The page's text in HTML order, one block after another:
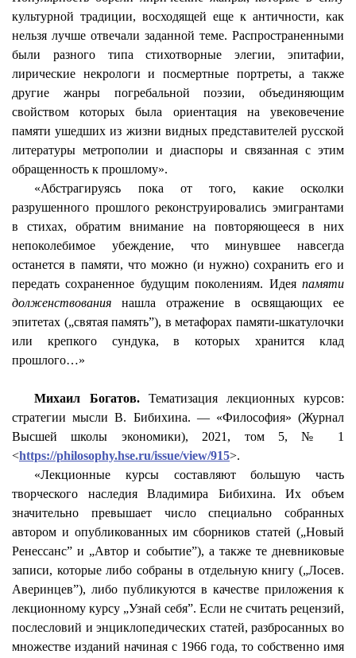
культурной традиции, восходящей еще к античности, как
нельзя лучше отвечали заданной теме. Распространенными
были разного типа стихотворные элегии, эпитафии,
лирические некрологи и посмертные портреты, а также
другие жанры погребальной поэзии, объединяющим
свойством которых была ориентация на увековечение
памяти ушедших из жизни видных представителей русской
литературы метрополии и диаспоры и связанная с этим
обращенность к прошлому».
«Абстрагируясь пока от того, какие осколки
разрушенного прошлого реконструировались эмигрантами
в стихах, обратим внимание на повторяющееся в них
непоколебимое убеждение, что минувшее навсегда
останется в памяти, что можно (и нужно) сохранить его и
передать сохраненное будущим поколениям. Идея памяти
долженствования нашла отражение в освящающих ее
эпитетах („святая память”), в метафорах памяти-шкатулочки
или крепкого сундука, в которых хранится клад
прошлого…»
Михаил Богатов. Тематизациялекционных курсов:
стратегии мысли В. Бибихина. — «Философия» (Журнал
Высшей школы экономики), 2021, том 5, № 1
<https://philosophy.hse.ru/issue/view/915>.
«Лекционные курсы составляют большую часть
творческого наследия Владимира Бибихина. Их объем
значительно превышает число специально собранных
автором и опубликованных им сборников статей („Новый
Ренессанс” и „Автор и событие”), а также те дневниковые
записи, которые либо собраны в отдельную книгу („Лосев.
Аверинцев”), либо публикуются в качестве приложения к
лекционному курсу „Узнай себя”. Если не считать рецензий,
послесловий и энциклопедических статей, разбросанных во
множестве изданий начиная с 1966 года, то собственно имя